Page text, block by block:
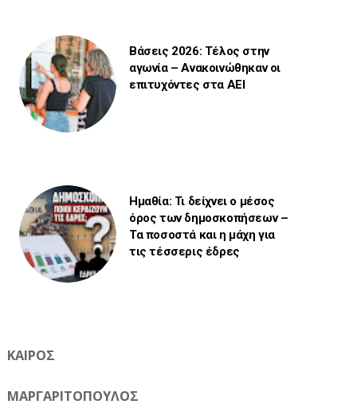
Βάσεις 2026: Τέλος στην
αγωνία – Ανακοινώθηκαν οι
επιτυχόντες στα ΑΕΙ
Ημαθία: Τι δείχνει ο μέσος
όρος των δημοσκοπήσεων –
Τα ποσοστά και η μάχη για
τις τέσσερις έδρες
ΚΑΙΡΟΣ
ΜΑΡΓΑΡΙΤΟΠΟΥΛΟΣ